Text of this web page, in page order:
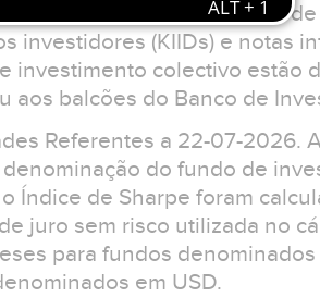
sujeito.Os documentos
investidores (KIIDs) e notas
investimento colectivo estão
aos balcões do Banco de
Referentes a 22-07-2026.
do fundo de
Índice de Sharpe foram
juro sem risco utilizada no
para fundos
em USD.